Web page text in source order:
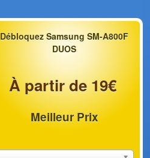
Débloquez Samsung SM-A800F
DUOS
À partir de 19€
Meilleur Prix